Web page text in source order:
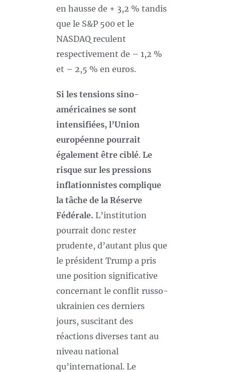
en hausse de + 3,2 % tandis
que le S&P 500 et le
NASDAQ reculent
respectivement de – 1,2 %
et – 2,5 % en euros.
Si les tensions sino-
américaines se sont
intensifiées, l’Union
européenne pourrait
également être ciblé. Le
risque sur les pressions
inflationnistes complique
la tâche de la Réserve
Fédérale. L’institution
pourrait donc rester
prudente, d’autant plus que
le président Trump a pris
une position significative
concernant le conflit russo-
ukrainien ces derniers
jours, suscitant des
réactions diverses tant au
niveau national
qu’international. Le